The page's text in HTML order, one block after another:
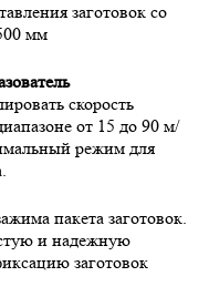
заготовок со
мм
скорость
от 15 до 90 м/
режим для
пакета заготовок.
и надежную
заготовок